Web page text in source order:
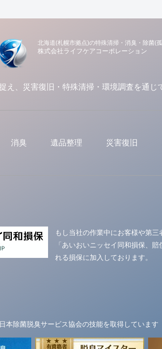
北海道(札幌市拠点)の特殊清掃・消臭・除菌(
株式会社ライフケアコーポレーション
え、災害復旧・特殊清掃・環境調査を通じ
消臭 遺品整理 災害復旧
もし当社の作業中にお客様や第三
「あいおいニッセイ同和損保、
れる損保に加入しております。
本除菌脱臭サービス協会の技能を取得しています